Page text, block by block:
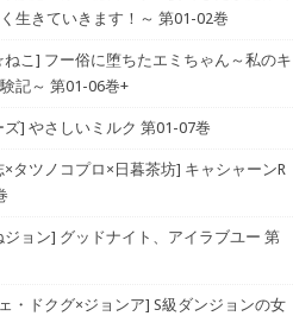
生きていきます！～ 第01-02巻
こ] フー俗に堕ちたエミちゃん～私のキ
記～ 第01-06巻+
] やさしいミルク 第01-07巻
タツノコプロ×日暮茶坊] キャシャーンR
ジョン] グッドナイト、アイラブユー 第
・ドクグ×ジョンア] S級ダンジョンの女